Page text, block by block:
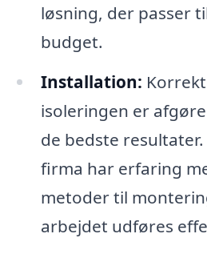
løsning, der passer
budget.
Installation:
isoleringen er
de bedste
firma har erfaring
metoder til
arbejdet udføres